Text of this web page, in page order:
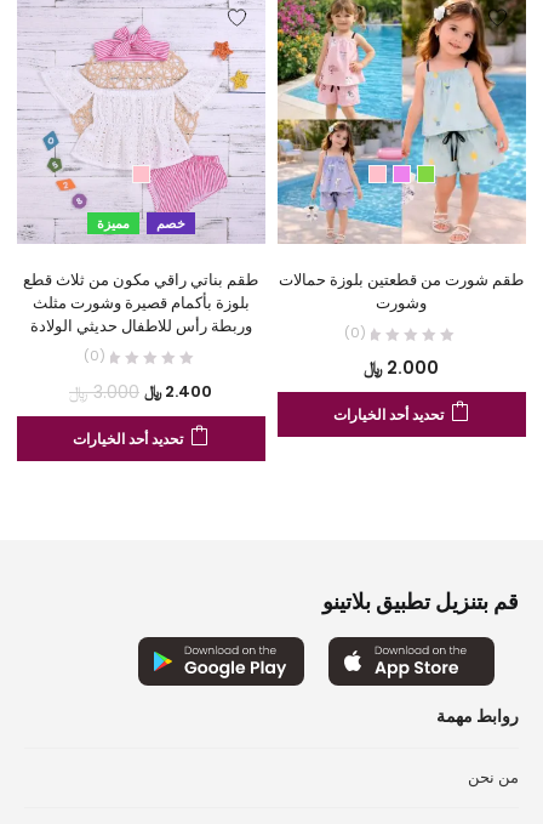
خصم مميزة
طقم بناتي راقي مكون من ثلاث قطع
بلوزة بأكمام قصيرة وشورت مثلث
وربطة رأس للاطفال حديثي الولادة
(0)
2.400 ﷼السعر
الحالي
هو:
3.000 ﷼السعر
الأصلي
تحديد أحد الخيارات
طقم شورت من قطعتين بلوزة حمالات
وشورت
(0)
2.000 ﷼
تحديد أحد الخيارات
العديد
من
الخيارات
على
قم بتنزيل تطبيق بلاتينو
روابط مهمة
من نحن